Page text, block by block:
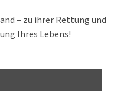
– zu ihrer Rettung und
Ihres Lebens!